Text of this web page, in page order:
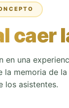
caer
en una
memoria de
los asistentes.